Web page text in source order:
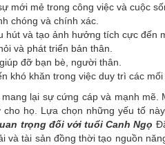
mới mẻ trong công việc và cuộc
chóng và chính xác.
hút và tạo ảnh hưởng tích cực đến
và phát triển bản thân.
đỡ bạn bè, người thân.
khó khăn trong việc duy trì các mối
lại sự cứng cáp và mạnh mẽ.
họ. Lựa chọn những yếu tố
trọng đối với tuổi Canh Ngọ
và tài sản đồng thời tạo nguồn